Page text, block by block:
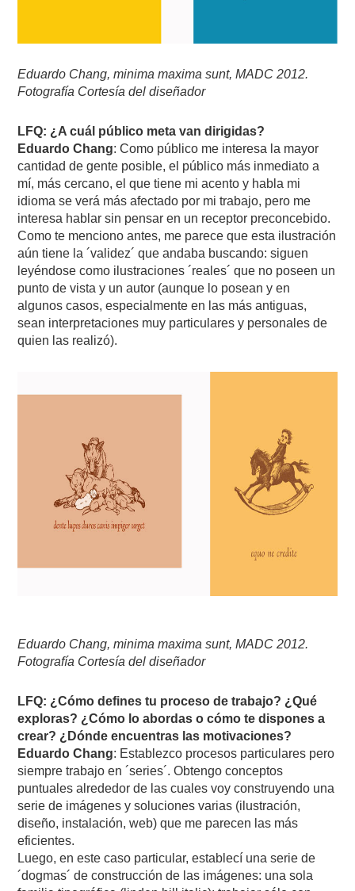
Eduardo Chang, minima maxima sunt, MADC 2012.
Fotografía Cortesía del diseñador
LFQ: ¿A cuál público meta van dirigidas?
Eduardo Chang: Como público me interesa la mayor
cantidad de gente posible, el público más inmediato a
mí, más cercano, el que tiene mi acento y habla mi
idioma se verá más afectado por mi trabajo, pero me
interesa hablar sin pensar en un receptor preconcebido.
Como te menciono antes, me parece que esta ilustración
aún tiene la ´validez´ que andaba buscando: siguen
leyéndose como ilustraciones ´reales´ que no poseen un
punto de vista y un autor (aunque lo posean y en
algunos casos, especialmente en las más antiguas,
sean interpretaciones muy particulares y personales de
quien las realizó).
Eduardo Chang, minima maxima sunt, MADC 2012.
Fotografía Cortesía del diseñador
LFQ: ¿Cómo defines tu proceso de trabajo? ¿Qué
exploras? ¿Cómo lo abordas o cómo te dispones a
crear? ¿Dónde encuentras las motivaciones?
Eduardo Chang: Establezco procesos particulares pero
siempre trabajo en ´series´. Obtengo conceptos
puntuales alrededor de las cuales voy construyendo una
serie de imágenes y soluciones varias (ilustración,
diseño, instalación, web) que me parecen las más
eficientes.
Luego, en este caso particular, establecí una serie de
´dogmas´ de construcción de las imágenes: una sola